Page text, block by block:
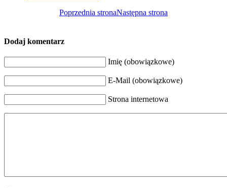
Poprzednia stronaNastępna strona
Dodaj komentarz
Imię (obowiązkowe)
E-Mail (obowiązkowe)
Strona internetowa